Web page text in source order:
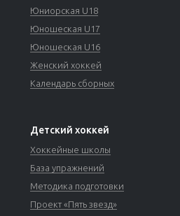
Юниорская U18
Юношеская U17
Юношеская U16
Женский хоккей
Календарь сборных
Детский хоккей
Хоккейные школы
База упражнений
Методика подготовки
Проект «Пять звезд»